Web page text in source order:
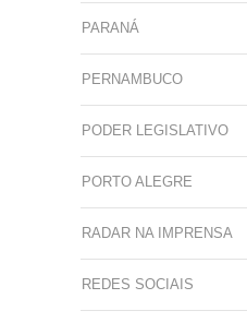
PARANÁ
PERNAMBUCO
PODER LEGISLATIVO
PORTO ALEGRE
RADAR NA IMPRENSA
REDES SOCIAIS